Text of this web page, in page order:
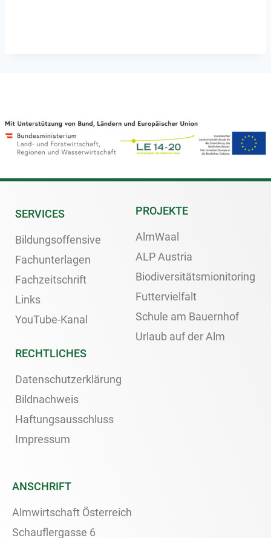
SERVICES
Bildungsoffensive
Fachunterlagen
Fachzeitschrift
Links
YouTube-Kanal
PROJEKTE
AlmWaal
ALP Austria
Biodiversitätsmionitoring
Futtervielfalt
Schule am Bauernhof
Urlaub auf der Alm
RECHTLICHES
Datenschutzerklärung
Bildnachweis
Haftungsausschluss
Impressum
ANSCHRIFT
Almwirtschaft Österreich
Schauflergasse 6